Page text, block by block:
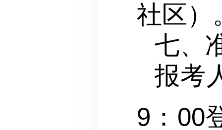
社区）
七、
报考
9：00